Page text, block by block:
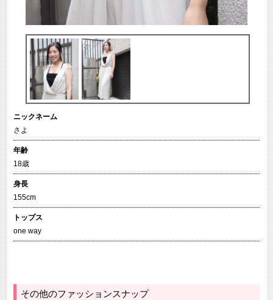
ニックネーム
さよ
年齢
18歳
身長
155cm
トップス
one way
その他のファッションスナップ